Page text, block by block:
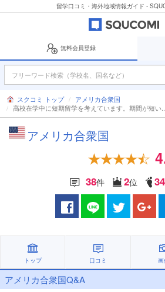
留学口コミ・海外地域情報ガイド -
無料会員登録
スクコミ トップ
アメリカ合衆国
高校在学中に短期留学を考えています。期間が短い...
アメリカ合衆国
38件 2位
トップ 口コミ
アメリカ合衆国Q&A